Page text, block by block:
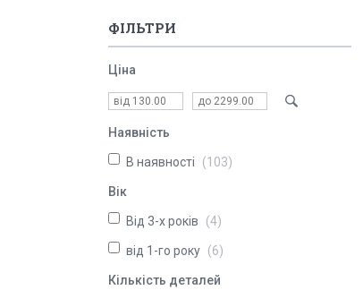
ФІЛЬТРИ
Ціна
Наявність
В наявності 103
Вік
Від 3-х років 4
від 1-го року 6
Кількість деталей